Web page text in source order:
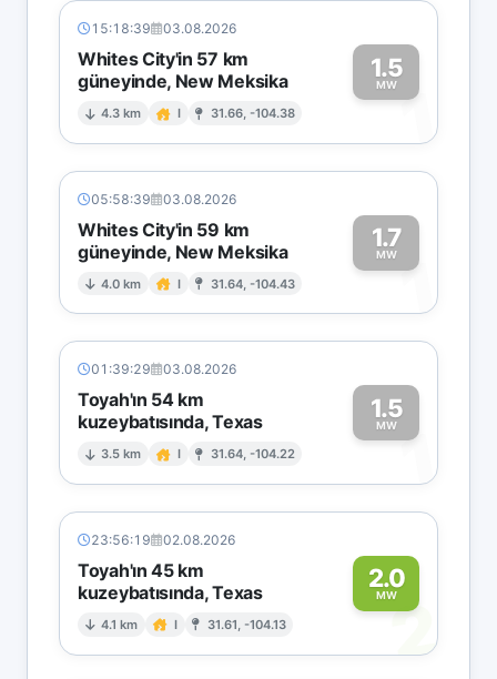
15:18:39 03.08.2026
Whites City'in 57 km
güneyinde, New Meksika
4.3 km I 31.66, -104.38
1.5
MW1
05:58:39 03.08.2026
Whites City'in 59 km
güneyinde, New Meksika
4.0 km I 31.64, -104.43
1.7
MW1
01:39:29 03.08.2026
Toyah'ın 54 km
kuzeybatısında, Texas
3.5 km I 31.64, -104.22
1.5
MW1
23:56:19 02.08.2026
Toyah'ın 45 km
kuzeybatısında, Texas
4.1 km I 31.61, -104.13
2.0
MW
2